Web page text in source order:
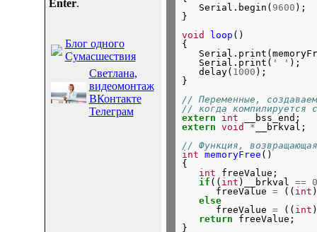
Enter.
Блог одного
Сумасшествия
Светлана,
видеомонтаж
ВКонтакте
Телеграм
   Serial.begin(
9600 );
}
void
loop ()
{
   Serial.print(
' '
   delay(
1000 );
}
// Переменные,
// когда компилируется
extern
int
extern void * __brkval;
// Функция,
int memoryFree ()
{
int freeValue;
if (( int )__brkval ==
0
      freeValue
= (( int )
else
      freeValue
= (( int )
return freeValue;